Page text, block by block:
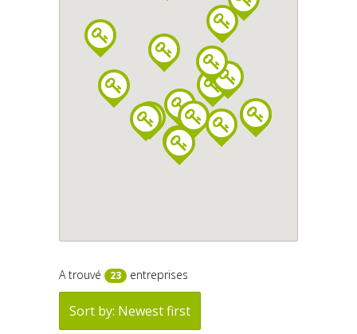
A trouvé 23 entreprises
Sort by: Newest first